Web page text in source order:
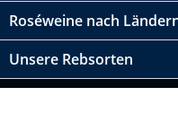
Roséweine nach
Unsere Rebsorten